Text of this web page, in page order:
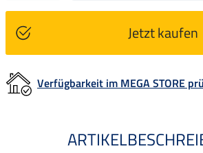
Jetzt kaufen
Verfügbarkeit im MEGA STORE